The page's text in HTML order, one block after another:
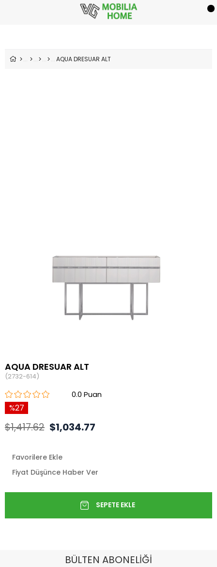
AQUA DRESUAR ALT
AQUA DRESUAR ALT
(2732-614)
0.0
27
$1,417.62 $1,034.77
Favorilere Ekle
Fiyat Düşünce Haber Ver
BÜLTEN ABONELİĞİ